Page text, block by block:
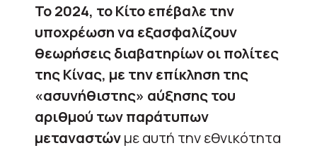
Το 2024, το Κίτο επέβαλε την
υποχρέωση να εξασφαλίζουν
θεωρήσεις διαβατηρίων οι πολίτες
της Κίνας, με την επίκληση της
«ασυνήθιστης» αύξησης του
αριθμού των παράτυπων
μεταναστώνμε αυτή την εθνικότητα